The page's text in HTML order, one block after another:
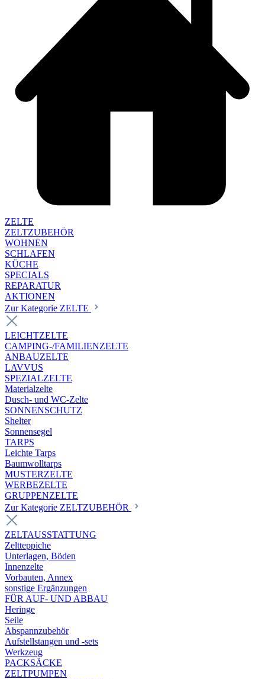
ZELTE
ZELTZUBEHÖR
WOHNEN
SCHLAFEN
KÜCHE
SPECIALS
REPARATUR
AKTIONEN
Zur Kategorie ZELTE
LEICHTZELTE
CAMPING-/FAMILIENZELTE
ANBAUZELTE
LAVVUS
SPEZIALZELTE
Materialzelte
Dusch- und WC-Zelte
SONNENSCHUTZ
Shelter
Sonnensegel
TARPS
Leichte Tarps
Baumwolltarps
MUSTERZELTE
WERBEZELTE
GRUPPENZELTE
Zur Kategorie ZELTZUBEHÖR
ZELTAUSSTATTUNG
Zeltteppiche
Unterlagen, Böden
Innenzelte
Vorbauten, Annex
sonstige Ergänzungen
FÜR AUF- UND ABBAU
Heringe
Seile
Abspannzubehör
Aufstellstangen und -sets
Werkzeug
PACKSÄCKE
ZELTPUMPEN